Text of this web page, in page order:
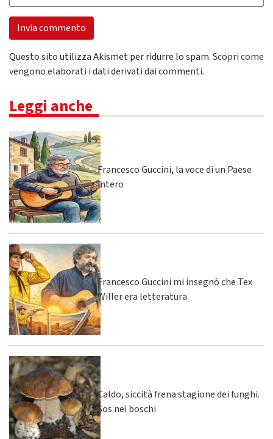
Questo sito utilizza Akismet per ridurre lo spam.Scopri come
vengono elaborati i dati derivati dai commenti.
Leggi anche
Francesco Guccini, la voce di un Paese
intero
Francesco Guccini mi insegnò che Tex
Willer era letteratura
Caldo, siccità frena stagione dei funghi.
Sos nei boschi